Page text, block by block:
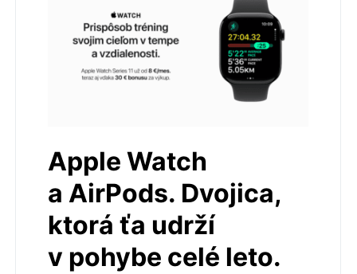
Apple Watch
a AirPods. Dvojica,
ktorá ťa udrží
v pohybe celé leto.